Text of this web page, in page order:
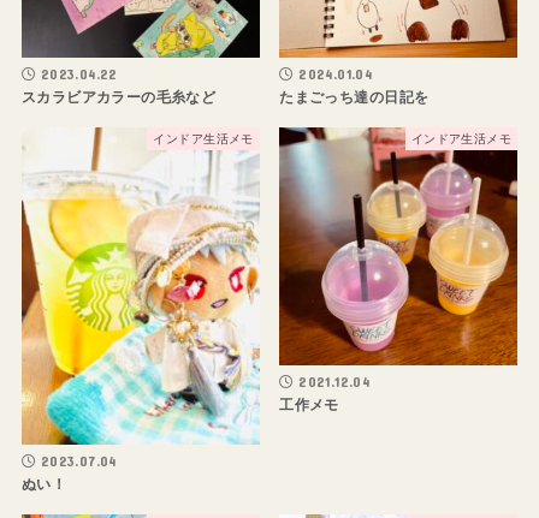
2023.04.22
スカラビアカラーの毛糸など
2024.01.04
たまごっち達の日記を
インドア生活メモ
2023.07.04
ぬい！
インドア生活メモ
2021.12.04
工作メモ